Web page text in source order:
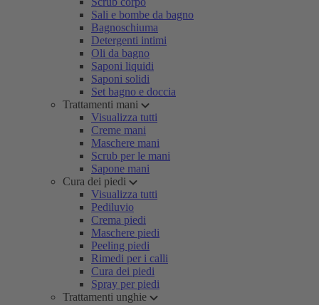
Sali e bombe da bagno
Bagnoschiuma
Detergenti intimi
Oli da bagno
Saponi liquidi
Saponi solidi
Set bagno e doccia
Trattamenti mani
Visualizza tutti
Creme mani
Maschere mani
Scrub per le mani
Sapone mani
Cura dei piedi
Visualizza tutti
Pediluvio
Crema piedi
Maschere piedi
Peeling piedi
Rimedi per i calli
Cura dei piedi
Spray per piedi
Trattamenti unghie